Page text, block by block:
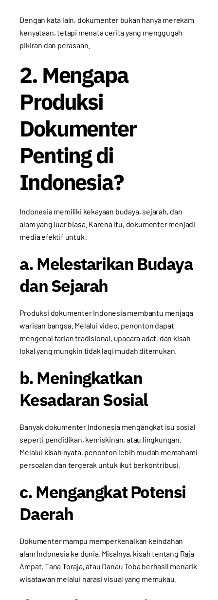
Dengan kata lain, dokumenter bukan hanya merekam
kenyataan, tetapi menata cerita yang menggugah
pikiran dan perasaan.
2. Mengapa
Produksi
Dokumenter
Penting di
Indonesia?
Indonesia memiliki kekayaan budaya, sejarah, dan
alam yang luar biasa. Karena itu, dokumenter menjadi
media efektif untuk:
a. Melestarikan Budaya
dan Sejarah
Produksi dokumenter Indonesia membantu menjaga
warisan bangsa. Melalui video, penonton dapat
mengenal tarian tradisional, upacara adat, dan kisah
lokal yang mungkin tidak lagi mudah ditemukan.
b. Meningkatkan
Kesadaran Sosial
Banyak dokumenter Indonesia mengangkat isu sosial
seperti pendidikan, kemiskinan, atau lingkungan.
Melalui kisah nyata, penonton lebih mudah memahami
persoalan dan tergerak untuk ikut berkontribusi.
c. Mengangkat Potensi
Daerah
Dokumenter mampu memperkenalkan keindahan
alam Indonesia ke dunia. Misalnya, kisah tentang Raja
Ampat, Tana Toraja, atau Danau Toba berhasil menarik
wisatawan melalui narasi visual yang memukau.